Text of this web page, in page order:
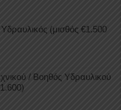
Υδραυλικός (μισθός €1.500
/ Βοηθός Υδραυλικού